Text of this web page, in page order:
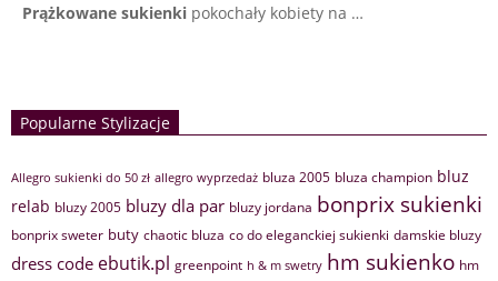
Prążkowane sukienki pokochały kobiety na …
Popularne Stylizacje
Allegro sukienki do 50 zł allegro wyprzedaż bluza 2005 bluza champion bluz
relab bluzy 2005 bluzy dla par bluzy jordana bonprix sukienki
bonprix sweter buty chaotic bluza co do eleganckiej sukienki damskie bluzy
dress code ebutik.pl greenpoint h & m swetry hm sukienko hm